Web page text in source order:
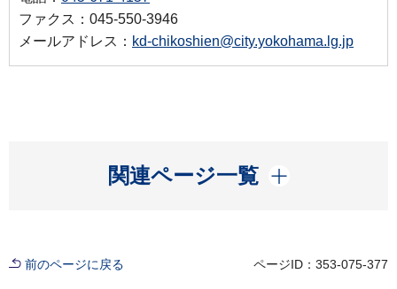
ファクス：045-550-3946
メールアドレス： kd-chikoshien@city.yokohama.lg.jp
関連ページ一覧
開く
前のページに戻る ページID：353-075-377